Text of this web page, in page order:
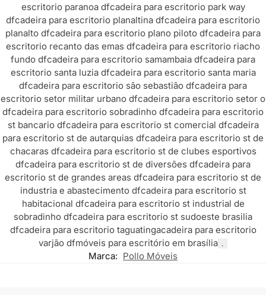
escritorio paranoa dfcadeira para escritorio park way
dfcadeira para escritorio planaltina dfcadeira para escritorio
planalto dfcadeira para escritorio plano piloto dfcadeira para
escritorio recanto das emas dfcadeira para escritorio riacho
fundo dfcadeira para escritorio samambaia dfcadeira para
escritorio santa luzia dfcadeira para escritorio santa maria
dfcadeira para escritorio são sebastião dfcadeira para
escritorio setor militar urbano dfcadeira para escritorio setor o
dfcadeira para escritorio sobradinho dfcadeira para escritorio
st bancario dfcadeira para escritorio st comercial dfcadeira
para escritorio st de autarquias dfcadeira para escritorio st de
chacaras dfcadeira para escritorio st de clubes esportivos
dfcadeira para escritorio st de diversões dfcadeira para
escritorio st de grandes areas dfcadeira para escritorio st de
industria e abastecimento dfcadeira para escritorio st
habitacional dfcadeira para escritorio st industrial de
sobradinho dfcadeira para escritorio st sudoeste brasilia
dfcadeira para escritorio taguatingacadeira para escritorio
varjão dfmóveis para escritório em brasília
Marca: Pollo Móveis